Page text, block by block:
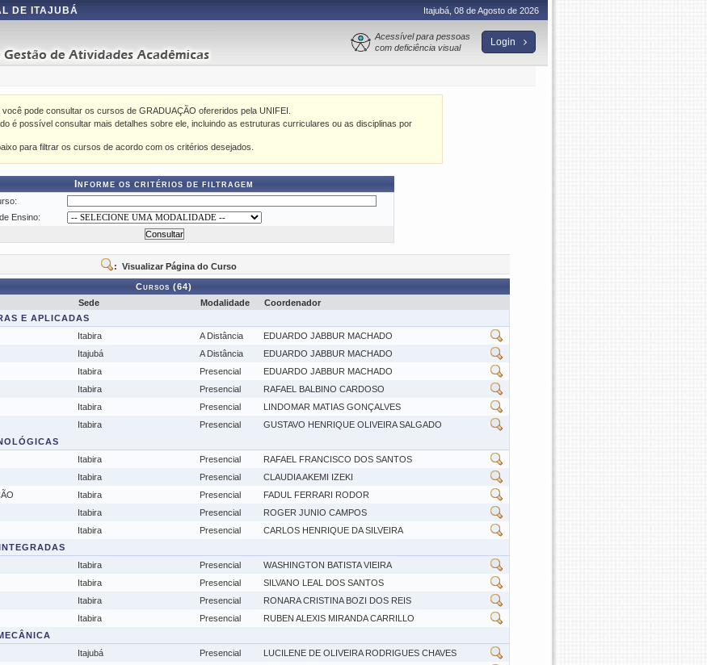
DE ITAJUBÁ Itajubá, 08 de Agosto de 2026
Acessível para pessoas
com deficiência visual
Login
pode consultar os cursos de GRADUAÇÃO ofereridos pela UNIFEI.
é possível consultar mais detalhes sobre ele, incluindo as estruturas curriculares ou as disciplinas por
para filtrar os cursos de acordo com os critérios desejados.
Informe os critérios de filtragem
Ensino:
: Visualizar Página do Curso
Cursos (64)
Sede Modalidade
Coordenador
E APLICADAS
Itabira A Distância
EDUARDO JABBUR MACHADO
Itajubá A Distância
EDUARDO JABBUR MACHADO
Itabira Presencial
EDUARDO JABBUR MACHADO
Itabira Presencial
RAFAEL BALBINO CARDOSO
Itabira Presencial
LINDOMAR MATIAS GONÇALVES
Itabira Presencial
GUSTAVO HENRIQUE OLIVEIRA SALGADO
Itabira Presencial
RAFAEL FRANCISCO DOS SANTOS
Itabira Presencial
CLAUDIA AKEMI IZEKI
Itabira Presencial
FADUL FERRARI RODOR
Itabira Presencial
ROGER JUNIO CAMPOS
Itabira Presencial
CARLOS HENRIQUE DA SILVEIRA
Itabira Presencial
WASHINGTON BATISTA VIEIRA
Itabira Presencial
SILVANO LEAL DOS SANTOS
Itabira Presencial
RONARA CRISTINA BOZI DOS REIS
Itabira Presencial
RUBEN ALEXIS MIRANDA CARRILLO
Itajubá Presencial
LUCILENE DE OLIVEIRA RODRIGUES CHAVES